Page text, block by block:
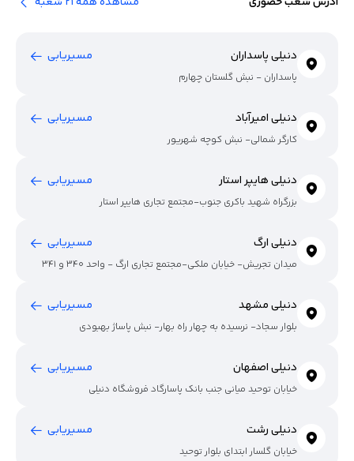
دنیلی پاسداران مسیریابی
پاسداران - نبش گلستان چهارم
دنیلی امیرآباد مسیریابی
کارگر شمالی- نبش کوچه شهریور
دنیلی هایپر استار مسیریابی
بزرگراه شهید باکری جنوب-مجتمع تجاری هایپر استار
دنیلی ارگ مسیریابی
میدان تجریش- خیابان ملکی-مجتمع تجاری ارگ - واحد 340 و 341
دنیلی مشهد مسیریابی
بلوار سجاد- نرسیده به چهار راه بهار- نبش پاساژ بهبودی
دنیلی اصفهان مسیریابی
خیابان توحید میانی جنب بانک پاسارگاد فروشگاه دنیلی
دنیلی رشت مسیریابی
خیابان گلسار ابتدای بلوار توحید